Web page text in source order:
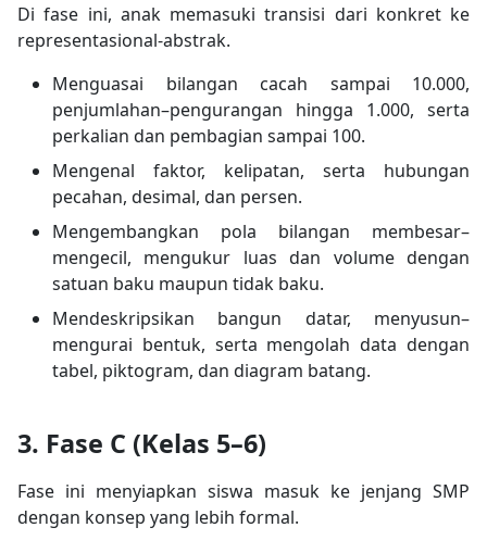
Di fase ini, anak memasuki transisi dari konkret ke
representasional-abstrak.
Menguasai bilangan cacah sampai 10.000,
penjumlahan–pengurangan hingga 1.000, serta
perkalian dan pembagian sampai 100.
Mengenal faktor, kelipatan, serta hubungan
pecahan, desimal, dan persen.
Mengembangkan pola bilangan membesar–
mengecil, mengukur luas dan volume dengan
satuan baku maupun tidak baku.
Mendeskripsikan bangun datar, menyusun–
mengurai bentuk, serta mengolah data dengan
tabel, piktogram, dan diagram batang.
3. Fase C (Kelas 5–6)
Fase ini menyiapkan siswa masuk ke jenjang SMP
dengan konsep yang lebih formal.